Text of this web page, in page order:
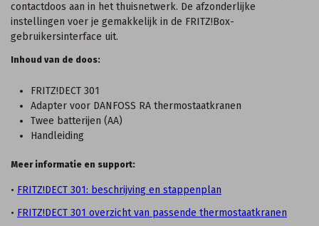
contactdoos aan in het thuisnetwerk. De afzonderlijke
instellingen voer je gemakkelijk in de FRITZ!Box-
gebruikersinterface uit.
Inhoud van de doos:
FRITZ!DECT 301
Adapter voor DANFOSS RA thermostaatkranen
Twee batterijen (AA)
Handleiding
Meer informatie en support:
• FRITZ!DECT 301: beschrijving en stappenplan
• FRITZ!DECT 301 overzicht van passende thermostaatkranen